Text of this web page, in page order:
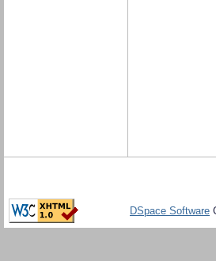
DSpace Software